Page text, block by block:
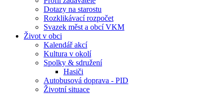
Dotazy na starostu
Rozklikávací rozpočet
Svazek měst a obcí VKM
Život v obci
Kalendář akcí
Kultura v okolí
Spolky & sdružení
Hasiči
Autobusová doprava - PID
Životní situace